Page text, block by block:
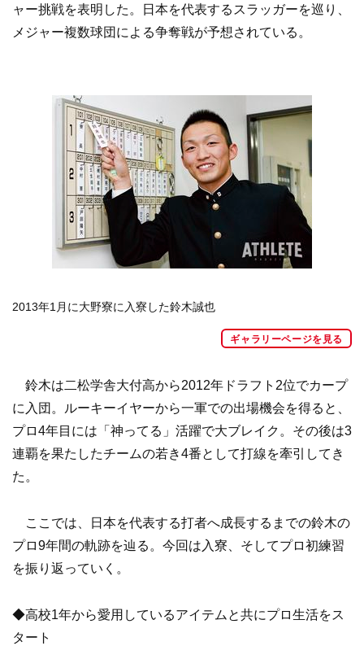
ャー挑戦を表明した。日本を代表するスラッガーを巡り、
メジャー複数球団による争奪戦が予想されている。
2013年1月に大野寮に入寮した鈴木誠也
ギャラリーページを見る
鈴木は二松学舎大付高から2012年ドラフト2位でカープ
に入団。ルーキーイヤーから一軍での出場機会を得ると、
プロ4年目には「神ってる」活躍で大ブレイク。その後は3
連覇を果たしたチームの若き4番として打線を牽引してき
た。
ここでは、日本を代表する打者へ成長するまでの鈴木の
プロ9年間の軌跡を辿る。今回は入寮、そしてプロ初練習
を振り返っていく。
◆高校1年から愛用しているアイテムと共にプロ生活をス
タート